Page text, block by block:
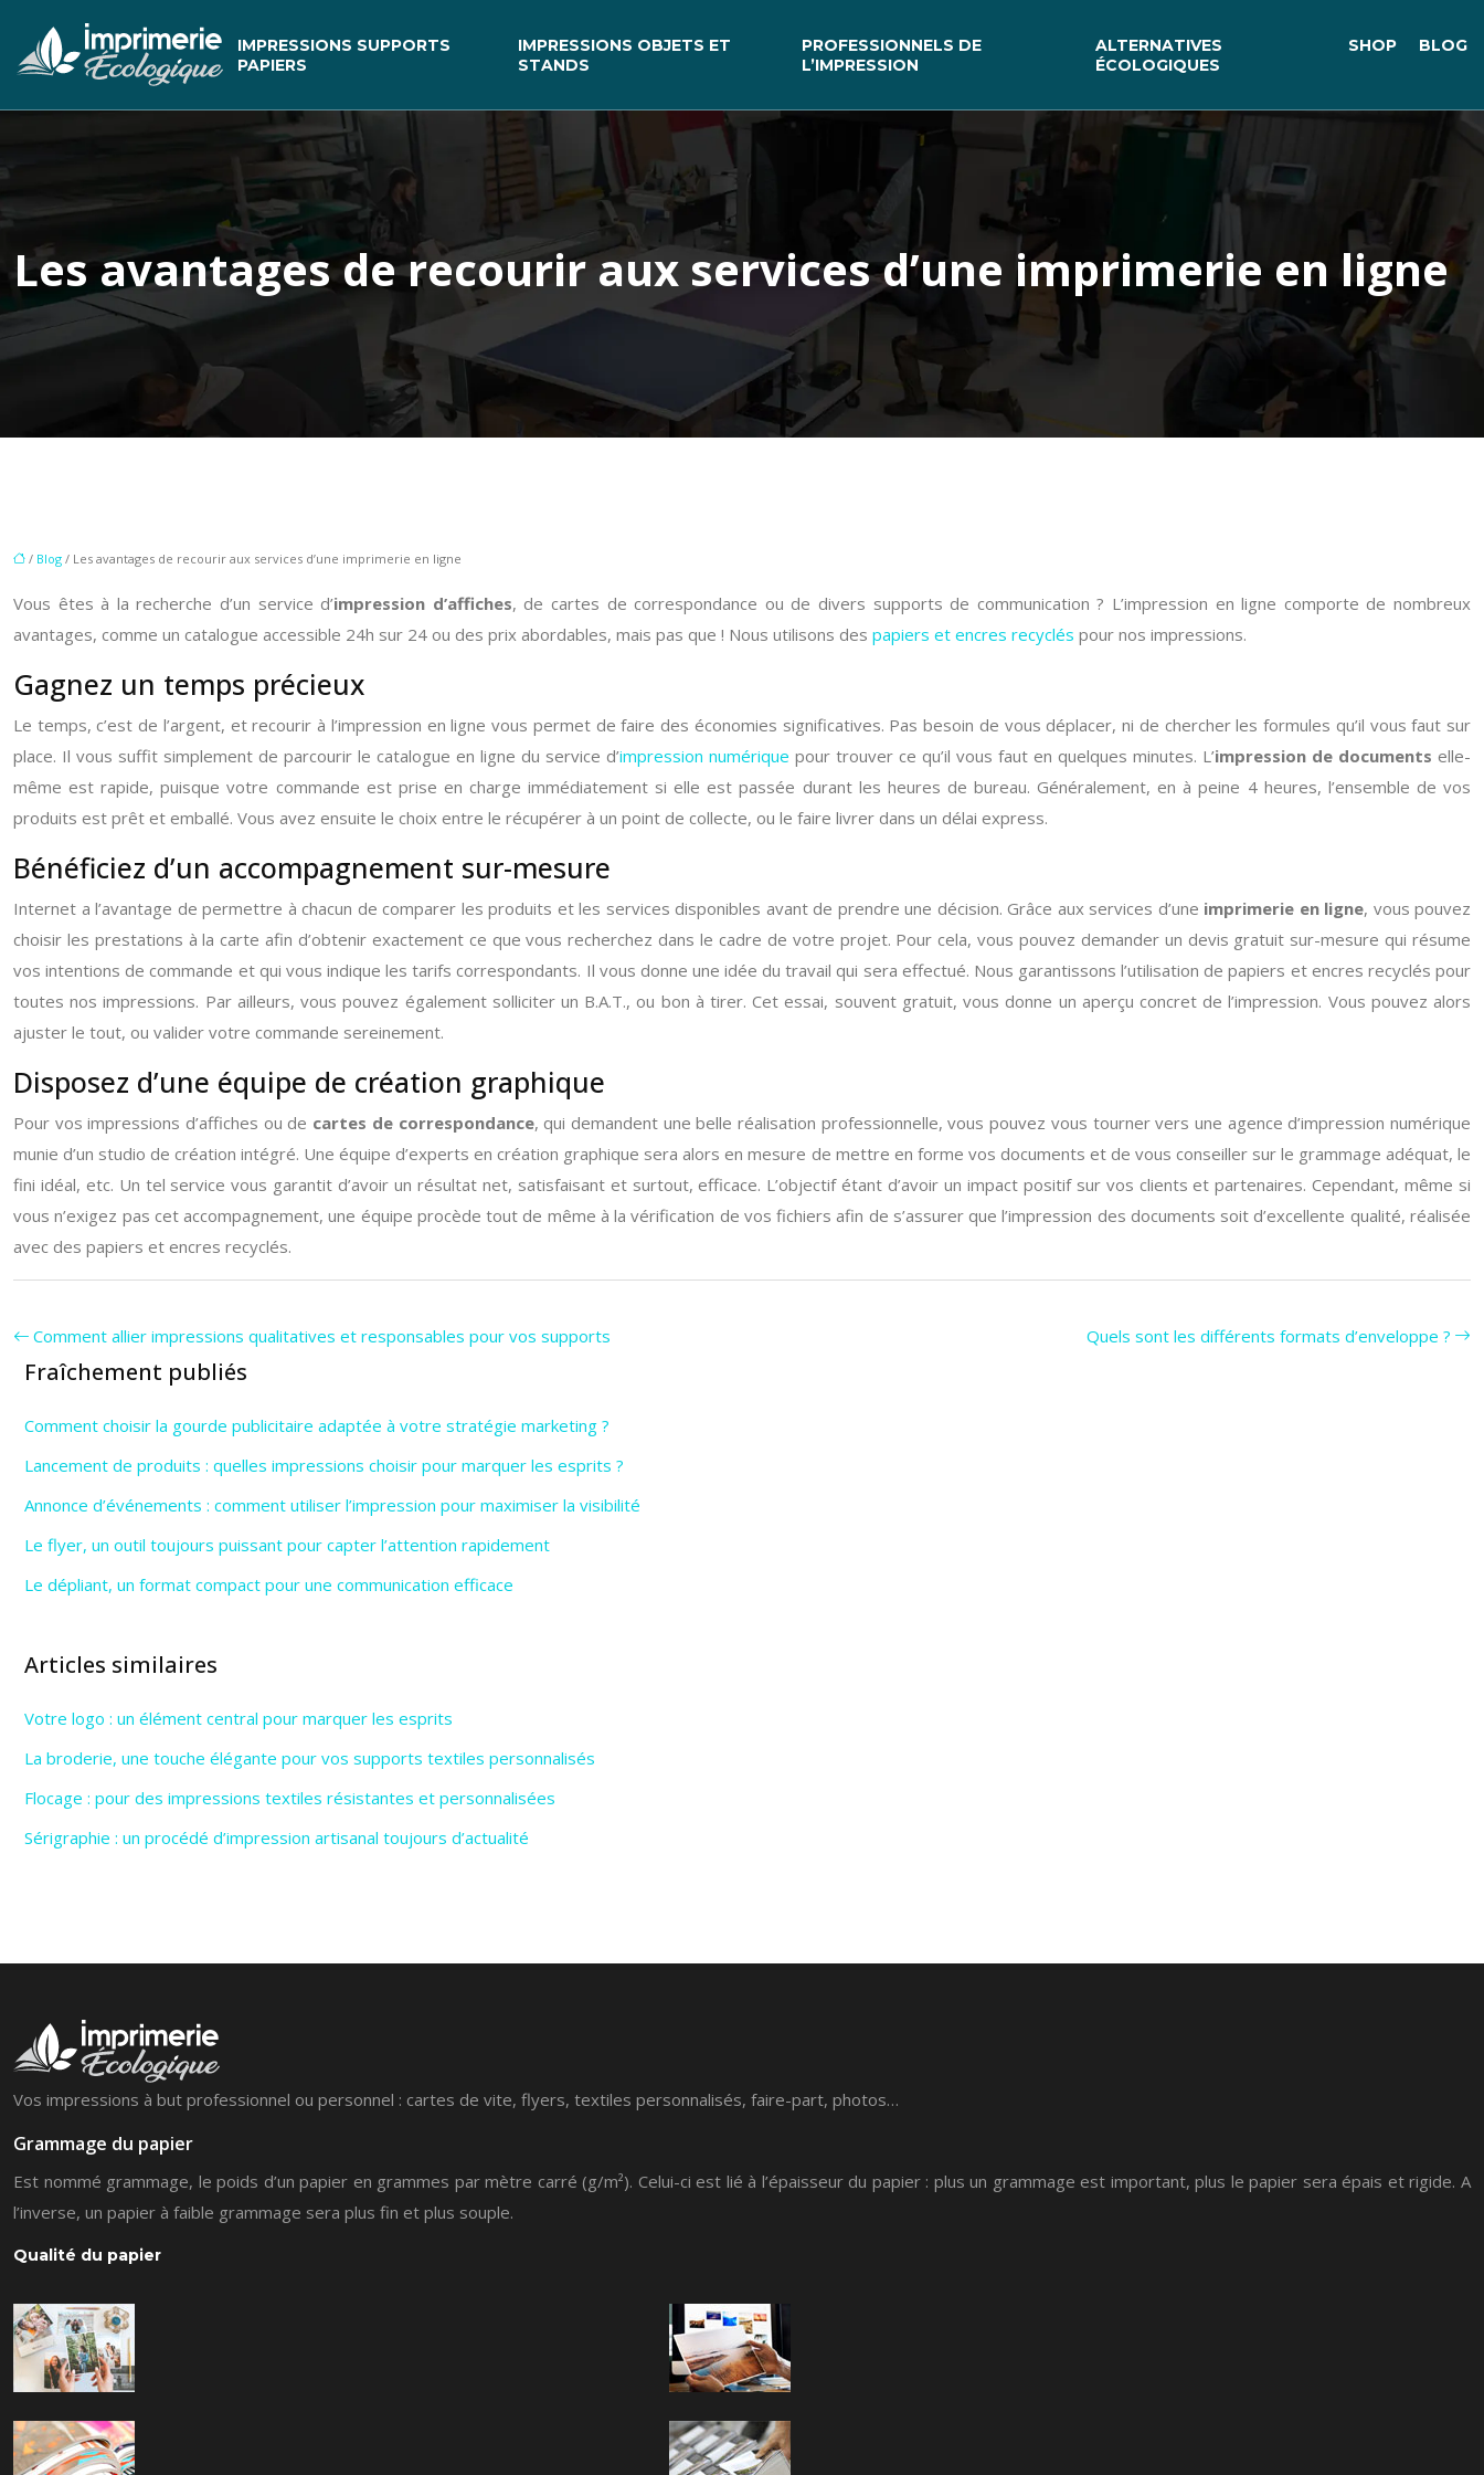
IMPRESSIONS SUPPORTS
PAPIERS
IMPRESSIONS OBJETS ET
STANDS
PROFESSIONNELS DE
L’IMPRESSION
ALTERNATIVES
ÉCOLOGIQUES
SHOP BLOG
Les avantages de recourir aux services d’une imprimerie en ligne
/ Blog / Les avantages de recourir aux services d’une imprimerie en ligne
Vous êtes à la recherche d’un service d’impression d’affiches, de cartes de correspondance ou de divers supports de communication ? L’impression en ligne comporte de nombreux
avantages, comme un catalogue accessible 24h sur 24 ou des prix abordables, mais pas que ! Nous utilisons des papiers et encres recyclés pour nos impressions.
Gagnez un temps précieux
Le temps, c’est de l’argent, et recourir à l’impression en ligne vous permet de faire des économies significatives. Pas besoin de vous déplacer, ni de chercher les formules qu’il vous faut sur
place. Il vous suffit simplement de parcourir le catalogue en ligne du service d’impression numérique pour trouver ce qu’il vous faut en quelques minutes. L’impression de documents elle-
même est rapide, puisque votre commande est prise en charge immédiatement si elle est passée durant les heures de bureau. Généralement, en à peine 4 heures, l’ensemble de vos
produits est prêt et emballé. Vous avez ensuite le choix entre le récupérer à un point de collecte, ou le faire livrer dans un délai express.
Bénéficiez d’un accompagnement sur-mesure
Internet a l’avantage de permettre à chacun de comparer les produits et les services disponibles avant de prendre une décision. Grâce aux services d’une imprimerie en ligne, vous pouvez
choisir les prestations à la carte afin d’obtenir exactement ce que vous recherchez dans le cadre de votre projet. Pour cela, vous pouvez demander un devis gratuit sur-mesure qui résume
vos intentions de commande et qui vous indique les tarifs correspondants. Il vous donne une idée du travail qui sera effectué. Nous garantissons l’utilisation de papiers et encres recyclés pour
toutes nos impressions. Par ailleurs, vous pouvez également solliciter un B.A.T., ou bon à tirer. Cet essai, souvent gratuit, vous donne un aperçu concret de l’impression. Vous pouvez alors
ajuster le tout, ou valider votre commande sereinement.
Disposez d’une équipe de création graphique
Pour vos impressions d’affiches ou de cartes de correspondance, qui demandent une belle réalisation professionnelle, vous pouvez vous tourner vers une agence d’impression numérique
munie d’un studio de création intégré. Une équipe d’experts en création graphique sera alors en mesure de mettre en forme vos documents et de vous conseiller sur le grammage adéquat, le
fini idéal, etc. Un tel service vous garantit d’avoir un résultat net, satisfaisant et surtout, efficace. L’objectif étant d’avoir un impact positif sur vos clients et partenaires. Cependant, même si
vous n’exigez pas cet accompagnement, une équipe procède tout de même à la vérification de vos fichiers afin de s’assurer que l’impression des documents soit d’excellente qualité, réalisée
avec des papiers et encres recyclés.
Comment allier impressions qualitatives et responsables pour vos supports Quels sont les différents formats d’enveloppe ?
Fraîchement publiés
Comment choisir la gourde publicitaire adaptée à votre stratégie marketing ?
Lancement de produits : quelles impressions choisir pour marquer les esprits ?
Annonce d’événements : comment utiliser l’impression pour maximiser la visibilité
Le flyer, un outil toujours puissant pour capter l’attention rapidement
Le dépliant, un format compact pour une communication efficace
Articles similaires
Votre logo : un élément central pour marquer les esprits
La broderie, une touche élégante pour vos supports textiles personnalisés
Flocage : pour des impressions textiles résistantes et personnalisées
Sérigraphie : un procédé d’impression artisanal toujours d’actualité
Vos impressions à but professionnel ou personnel : cartes de vite, flyers, textiles personnalisés, faire-part, photos…
Grammage du papier
Est nommé grammage, le poids d’un papier en grammes par mètre carré (g/m²). Celui-ci est lié à l’épaisseur du papier : plus un grammage est important, plus le papier sera épais et rigide. A
l’inverse, un papier à faible grammage sera plus fin et plus souple.
Qualité du papier